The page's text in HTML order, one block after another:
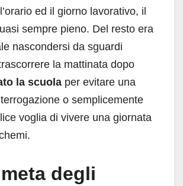
ed il giorno lavorativo, il
sempre pieno. Del resto era
nascondersi da sguardi
la mattinata dopo
la scuola per evitare una
o semplicemente
voglia di vivere una giornata
degli